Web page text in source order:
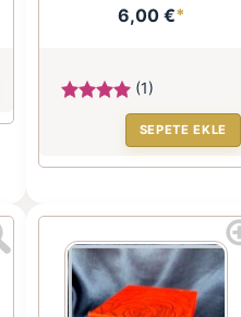
6,00 €*
(1)
SEPETE EKLE